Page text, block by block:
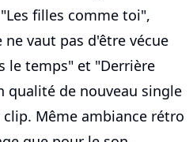
filles comme toi",
vaut pas d'être vécue
le temps" et "Derrière
qualité de nouveau single
Même ambiance rétro